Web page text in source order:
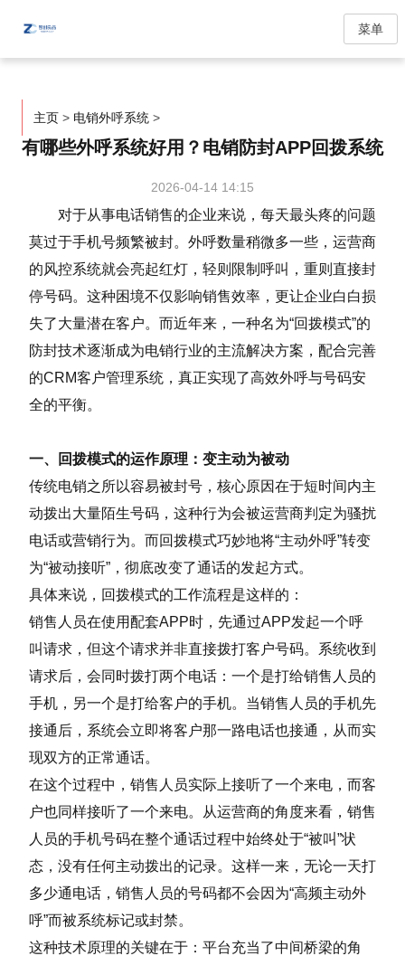
菜单
主页 > 电销外呼系统 >
有哪些外呼系统好用？电销防封APP回拨系统
2026-04-14 14:15
对于从事电话销售的企业来说，每天最头疼的问题
莫过于手机号频繁被封。外呼数量稍微多一些，运营商
的风控系统就会亮起红灯，轻则限制呼叫，重则直接封
停号码。这种困境不仅影响销售效率，更让企业白白损
失了大量潜在客户。而近年来，一种名为“回拨模式”的
防封技术逐渐成为电销行业的主流解决方案，配合完善
的CRM客户管理系统，真正实现了高效外呼与号码安
全的平衡。
一、回拨模式的运作原理：变主动为被动
传统电销之所以容易被封号，核心原因在于短时间内主
动拨出大量陌生号码，这种行为会被运营商判定为骚扰
电话或营销行为。而回拨模式巧妙地将“主动外呼”转变
为“被动接听”，彻底改变了通话的发起方式。
具体来说，回拨模式的工作流程是这样的：
销售人员在使用配套APP时，先通过APP发起一个呼
叫请求，但这个请求并非直接拨打客户号码。系统收到
请求后，会同时拨打两个电话：一个是打给销售人员的
手机，另一个是打给客户的手机。当销售人员的手机先
接通后，系统会立即将客户那一路电话也接通，从而实
现双方的正常通话。
在这个过程中，销售人员实际上接听了一个来电，而客
户也同样接听了一个来电。从运营商的角度来看，销售
人员的手机号码在整个通话过程中始终处于“被叫”状
态，没有任何主动拨出的记录。这样一来，无论一天打
多少通电话，销售人员的号码都不会因为“高频主动外
呼”而被系统标记或封禁。
这种技术原理的关键在于：平台充当了中间桥梁的角